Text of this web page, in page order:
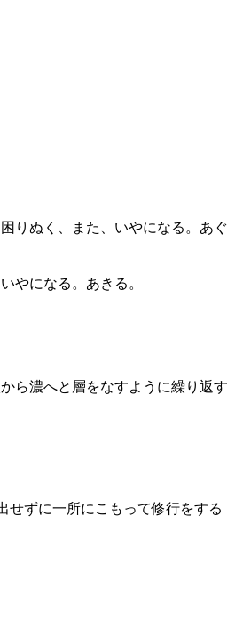
りぬく、また、いやになる。あぐ
やになる。あきる。
ら濃へと層をなすように繰り返す
せずに一所にこもって修行をする